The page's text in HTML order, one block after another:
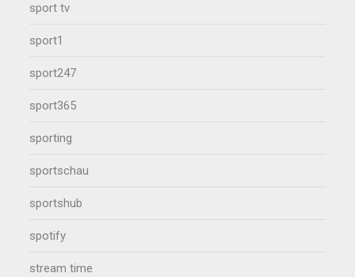
sport tv
sport1
sport247
sport365
sporting
sportschau
sportshub
spotify
stream time